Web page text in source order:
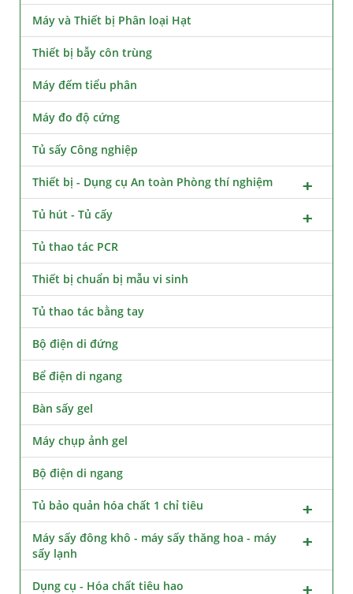
Máy và Thiết bị Phân loại Hạt
Thiết bị bẫy côn trùng
Máy đếm tiểu phân
Máy đo độ cứng
Tủ sấy Công nghiệp
Thiết bị - Dụng cụ An toàn Phòng thí nghiệm
Tủ hút - Tủ cấy
Tủ thao tác PCR
Thiết bị chuẩn bị mẫu vi sinh
Tủ thao tác bằng tay
Bộ điện di đứng
Bể điện di ngang
Bàn sấy gel
Máy chụp ảnh gel
Bộ điện di ngang
Tủ bảo quản hóa chất 1 chỉ tiêu
Máy sấy đông khô - máy sấy thăng hoa - máy
sấy lạnh
Dụng cụ - Hóa chất tiêu hao